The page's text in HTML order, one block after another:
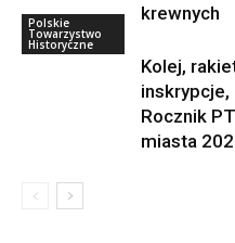
krewnych
Polskie
Towarzystwo
Historyczne
Kolej,
inskrypcje,
Rocznik
miasta